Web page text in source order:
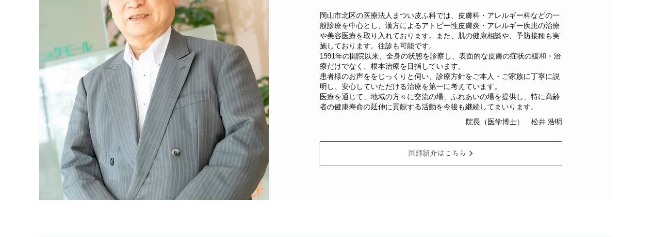
岡山市北区の医療法人まつい皮ふ科では、皮膚科・アレルギー科などの一
般診療を中心とし、漢方によるアトピー性皮膚炎・アレルギー疾患の治療
や美容医療を取り入れております。また、肌の健康相談や、予防接種も実
施しております。往診も可能です。
1991年の開院以来、全身の状態を診察し、表面的な皮膚の症状の緩和・治
療だけでなく、根本治療を目指しています。
患者様のお声ををじっくりと伺い、診療方針をご本人・ご家族に丁寧に説
明し、安心していただける治療を第一に考えています。
医療を通じて、地域の方々に交流の場、ふれあいの場を提供し、特に高齢
者の健康寿命の延伸に貢献する活動を今後も継続してまいります。
院長（医学博士） 松井 浩明
医師紹介はこちら